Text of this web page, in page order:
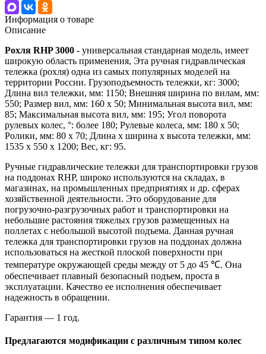
Информация о товаре
Описание
Рохля RHP 3000 - универсальная стандарная модель, имеет
широкую область применения, Эта ручная гидравлическая
тележка (рохля) одна из самых популярных моделей на
территории России. Грузоподъемность тележки, кг: 3000;
Длина вил тележки, мм: 1150; Внешняя ширина по вилам, мм:
550; Размер вил, мм: 160 х 50; Минимальная высота вил, мм:
85; Максимальная высота вил, мм: 195; Угол поворота
рулевых колес, °: более 180; Рулевые колеса, мм: 180 х 50;
Ролики, мм: 80 х 70; Длина х ширина х высота тележки, мм:
1535 х 550 х 1200; Вес, кг: 95.
Ручные гидравлические тележки для транспортировки грузов
на поддонах RHP, широко используются на складах, в
магазинах, на промышленных предприятиях и др. сферах
хозяйственной деятельности. Это оборудование для
погрузочно-разгрузочных работ и транспортировки на
небольшие растояния тяжелых грузов размещенных на
поллетах с небольшой высотой подъема. Данная ручная
тележка для транспортировки грузов на поддонах должна
использоваться на жесткой плоской поверхности при
температуре окружающей среды между от 5 до 45 ℃. Она
обеспечивает плавный безопасный подъем, проста в
эксплуатации. Качество ее исполнения обеспечивает
надежность в обращении.
Гарантия — 1 год.
Предлагаются модификации с различным типом колес